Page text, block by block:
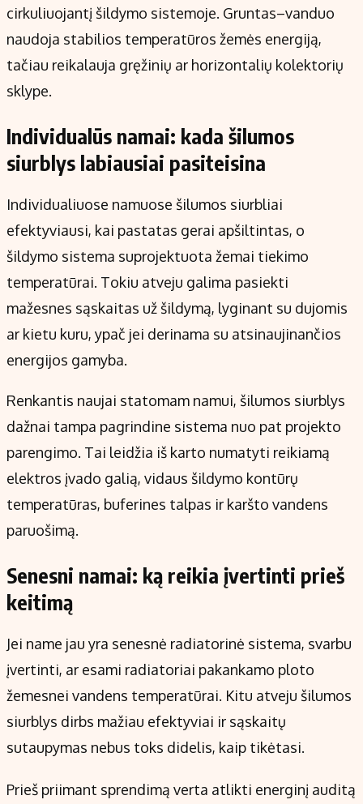
cirkuliuojantį šildymo sistemoje. Gruntas–vanduo
naudoja stabilios temperatūros žemės energiją,
tačiau reikalauja gręžinių ar horizontalių kolektorių
sklype.
Individualūs namai: kada šilumos
siurblys labiausiai pasiteisina
Individualiuose namuose šilumos siurbliai
efektyviausi, kai pastatas gerai apšiltintas, o
šildymo sistema suprojektuota žemai tiekimo
temperatūrai. Tokiu atveju galima pasiekti
mažesnes sąskaitas už šildymą, lyginant su dujomis
ar kietu kuru, ypač jei derinama su atsinaujinančios
energijos gamyba.
Renkantis naujai statomam namui, šilumos siurblys
dažnai tampa pagrindine sistema nuo pat projekto
parengimo. Tai leidžia iš karto numatyti reikiamą
elektros įvado galią, vidaus šildymo kontūrų
temperatūras, buferines talpas ir karšto vandens
paruošimą.
Senesni namai: ką reikia įvertinti prieš
keitimą
Jei name jau yra senesnė radiatorinė sistema, svarbu
įvertinti, ar esami radiatoriai pakankamo ploto
žemesnei vandens temperatūrai. Kitu atveju šilumos
siurblys dirbs mažiau efektyviai ir sąskaitų
sutaupymas nebus toks didelis, kaip tikėtasi.
Prieš priimant sprendimą verta atlikti energinį auditą